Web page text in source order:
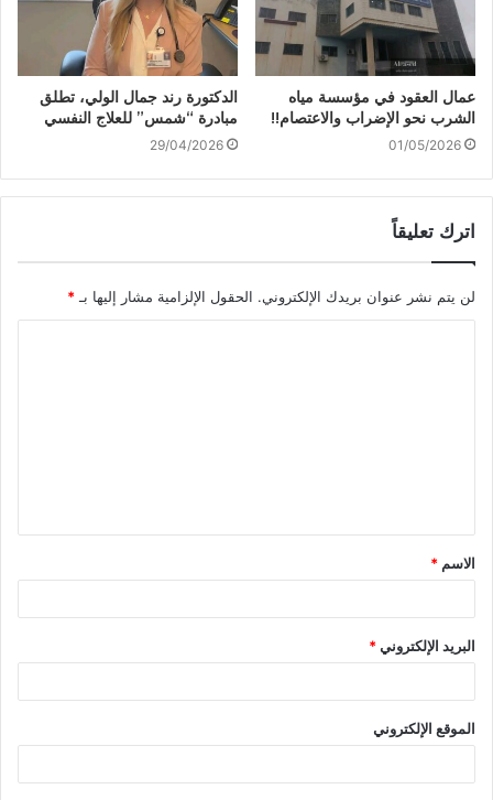
عمال العقود في مؤسسة مياه
الشرب نحو الإضراب والاعتصام!!
01/05/2026
الدكتورة رند جمال الولي، تطلق
مبادرة “شمس” للعلاج النفسي
29/04/2026
اترك تعليقاً
لن يتم نشر عنوان بريدك الإلكتروني. الحقول الإلزامية مشار إليها بـ *
ق
*
الاسم *
البريد الإلكتروني*
الموقع الإلكتروني